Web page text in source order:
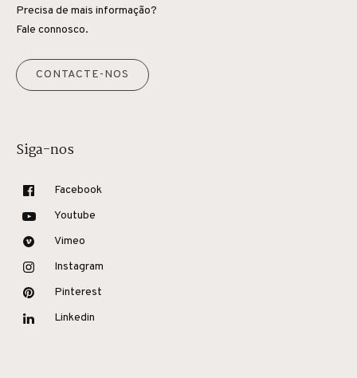
Precisa de mais informação?
Fale connosco.
CONTACTE-NOS
Siga-nos
Facebook
Youtube
Vimeo
Instagram
Pinterest
Linkedin